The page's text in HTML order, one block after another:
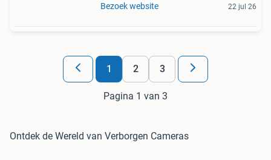
Bezoek website 22 jul 26
1 2 3
Pagina 1 van 3
Ontdek de Wereld van Verborgen Cameras